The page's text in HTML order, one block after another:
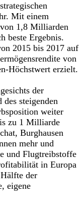
Mit einem
1,8 Milliarden
beste Ergebnis.
2015 bis 2017 auf
von
Höchstwert erzielt.
der
des steigenden
weiter
zu 1 Milliarde
Burghausen
mehr und
und Flugtreibstoffe
in Europa
der
eigene